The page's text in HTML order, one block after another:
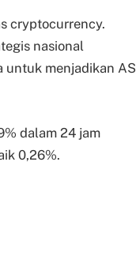
cryptocurrency.
nasional
untuk menjadikan AS
dalam 24 jam
0,26%.